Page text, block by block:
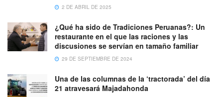
2 DE ABRIL DE 2025
¿Qué ha sido de Tradiciones Peruanas?: Un
restaurante en el que las raciones y las
discusiones se servían en tamaño familiar
29 DE SEPTIEMBRE DE 2024
Una de las columnas de la ‘tractorada’ del día
21 atravesará Majadahonda